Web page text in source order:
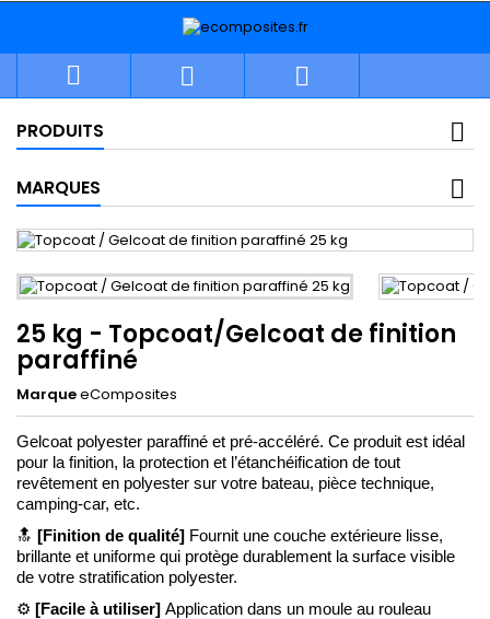
  
PRODUITS
MARQUES
25 kg - Topcoat/Gelcoat de finition
paraffiné
MarqueeComposites
Gelcoat polyester paraffiné et pré-accéléré. Ce produit est idéal
pour la finition, la protection et l’étanchéification de tout
revêtement en polyester sur votre bateau, pièce technique,
camping-car, etc.
🔝 [Finition de qualité] Fournit une couche extérieure lisse,
brillante et uniforme qui protège durablement la surface visible
de votre stratification polyester.
⚙️ [Facile à utiliser] Application dans un moule au rouleau